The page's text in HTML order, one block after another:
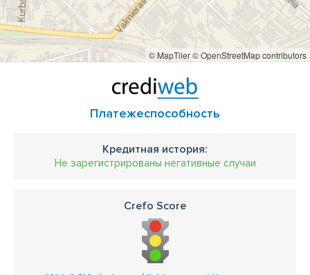
© MapTiler© OpenStreetMap contributors
Платежеспособность
Кредитная история:
Не зарегистрированы негативные случаи
Crefo Score